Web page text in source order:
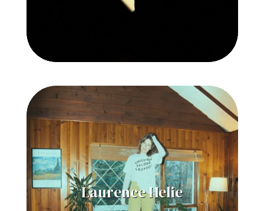
Laurence Helie